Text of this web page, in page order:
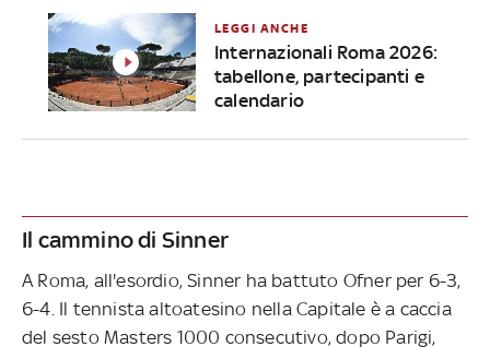
LEGGI ANCHE
Internazionali Roma 2026:
tabellone, partecipanti e
calendario
Il cammino di Sinner
A Roma, all'esordio, Sinner ha battuto Ofner per 6-3,
6-4. Il tennista altoatesino nella Capitale è a caccia
del sesto Masters 1000 consecutivo, dopo Parigi,